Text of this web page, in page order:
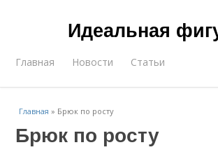
Идеальная
Главная Новости Статьи
Главная » Брюк по росту
Брюк по росту